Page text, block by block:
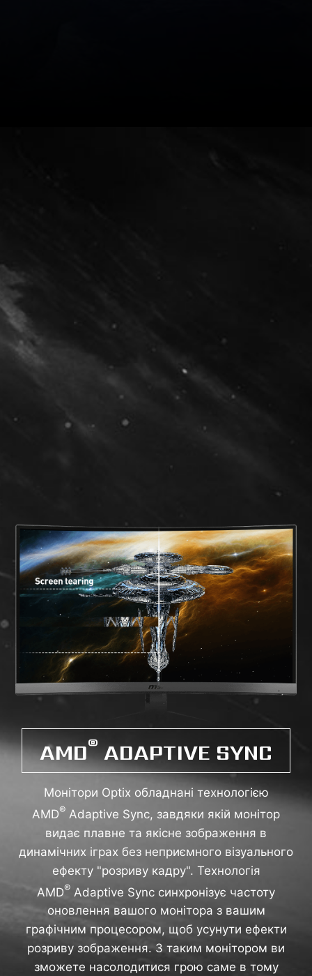
AMD®ADAPTIVE SYNC
Монітори Optix обладнані технологією
AMD® Adaptive Sync, завдяки якій монітор
видає плавне та якісне зображення в
динамічних іграх без неприємного візуального
ефекту "розриву кадру". Технологія
AMD® Adaptive Sync синхронізує частоту
оновлення вашого монітора з вашим
графічним процесором, щоб усунути ефекти
розриву зображення. З таким монітором ви
зможете насолодитися грою саме в тому